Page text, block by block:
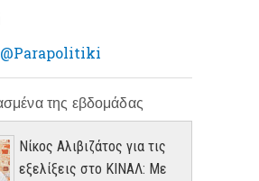
της εβδομάδας
Νίκος Αλιβιζάτος για τις
εξελίξεις στο ΚΙΝΑΛ: Με